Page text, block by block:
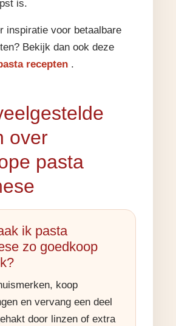
is.
inspiratie voor betaalbare
Bekijk dan ook deze
recepten .
over
pasta
ik pasta
zo goedkoop
koop
en vervang een deel
door linzen of extra